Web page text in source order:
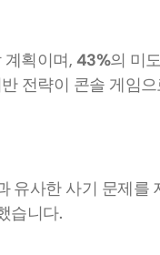
획이며, 43%의 미
전략이 콘솔 게임
습니다.